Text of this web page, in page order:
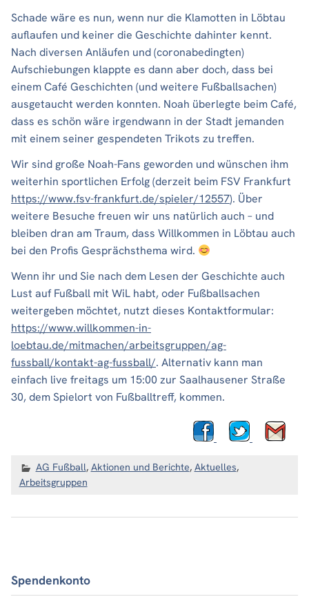
Schade wäre es nun, wenn nur die Klamotten in Löbtau
auflaufen und keiner die Geschichte dahinter kennt.
Nach diversen Anläufen und (coronabedingten)
Aufschiebungen klappte es dann aber doch, dass bei
einem Café Geschichten (und weitere Fußballsachen)
ausgetaucht werden konnten. Noah überlegte beim Café,
dass es schön wäre irgendwann in der Stadt jemanden
mit einem seiner gespendeten Trikots zu treffen.
Wir sind große Noah-Fans geworden und wünschen ihm
weiterhin sportlichen Erfolg (derzeit beim FSV Frankfurt
https://www.fsv-frankfurt.de/spieler/12557). Über
weitere Besuche freuen wir uns natürlich auch – und
bleiben dran am Traum, dass Willkommen in Löbtau auch
bei den Profis Gesprächsthema wird.
Wenn ihr und Sie nach dem Lesen der Geschichte auch
Lust auf Fußball mit WiL habt, oder Fußballsachen
weitergeben möchtet, nutzt dieses Kontaktformular:
https://www.willkommen-in-
loebtau.de/mitmachen/arbeitsgruppen/ag-
fussball/kontakt-ag-fussball/. Alternativ kann man
einfach live freitags um 15:00 zur Saalhausener Straße
30, dem Spielort von Fußballtreff, kommen.
AG Fußball, Aktionen und Berichte, Aktuelles,
Arbeitsgruppen
Spendenkonto